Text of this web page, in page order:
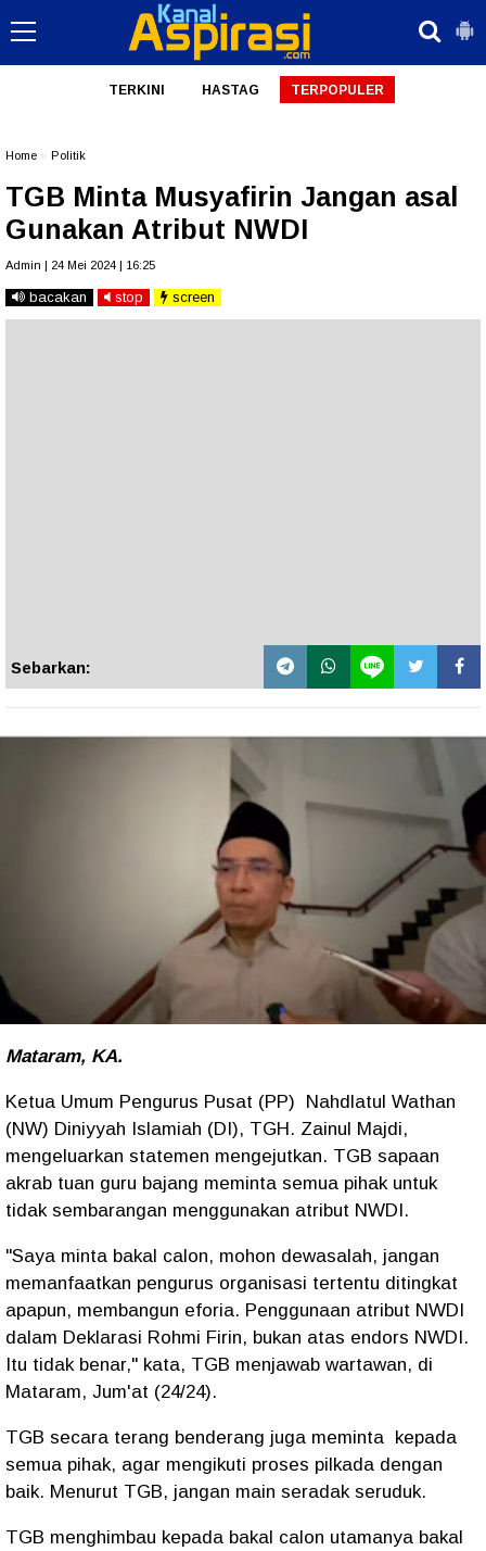
TERKINI HASTAG TERPOPULER
Home Politik
TGB Minta Musyafirin Jangan asal
Gunakan Atribut NWDI
Admin | 24 Mei 2024 | 16:25
bacakan stop screen
Sebarkan:
Mataram, KA.
Ketua Umum Pengurus Pusat (PP) Nahdlatul Wathan
(NW) Diniyyah Islamiah (DI), TGH. Zainul Majdi,
mengeluarkan statemen mengejutkan. TGB sapaan
akrab tuan guru bajang meminta semua pihak untuk
tidak sembarangan menggunakan atribut NWDI.
"Saya minta bakal calon, mohon dewasalah, jangan
memanfaatkan pengurus organisasi tertentu ditingkat
apapun, membangun eforia. Penggunaan atribut NWDI
dalam Deklarasi Rohmi Firin, bukan atas endors NWDI.
Itu tidak benar," kata, TGB menjawab wartawan, di
Mataram, Jum'at (24/24).
TGB secara terang benderang juga meminta kepada
semua pihak, agar mengikuti proses pilkada dengan
baik. Menurut TGB, jangan main seradak seruduk.
TGB menghimbau kepada bakal calon utamanya bakal